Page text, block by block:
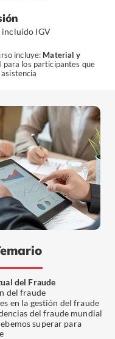
incluído IGV
incluye: Material y
para los participantes que
del Fraude
del fraude
en la gestión del fraude
del fraude mundial
superar para
e